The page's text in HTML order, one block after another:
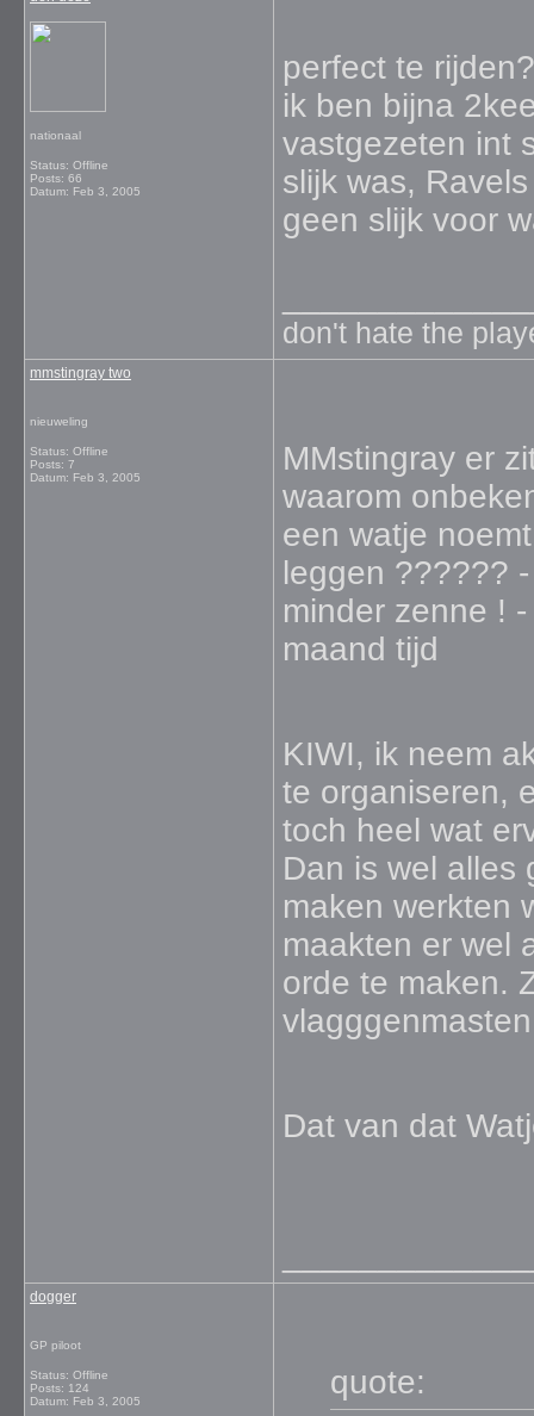
nationaal
Status: Offline
Posts: 66
Datum: Feb 3, 2005
perfect te
ik ben bijna
vastgezeten int
slijk was,
geen slijk voor
don't hate the
mmstingray two
nieuweling
Status: Offline
Posts: 7
Datum: Feb 3, 2005
MMstingray er
waarom
een watje
leggen ??????
minder zenne !
maand tijd
KIWI, ik neem
te organiseren,
toch heel wat
Dan is wel alles
maken werkten
maakten er wel
orde te maken.
Dat van dat
dogger
GP piloot
Status: Offline
Posts: 124
Datum: Feb 3, 2005
quote: